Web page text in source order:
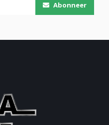
Abonneer